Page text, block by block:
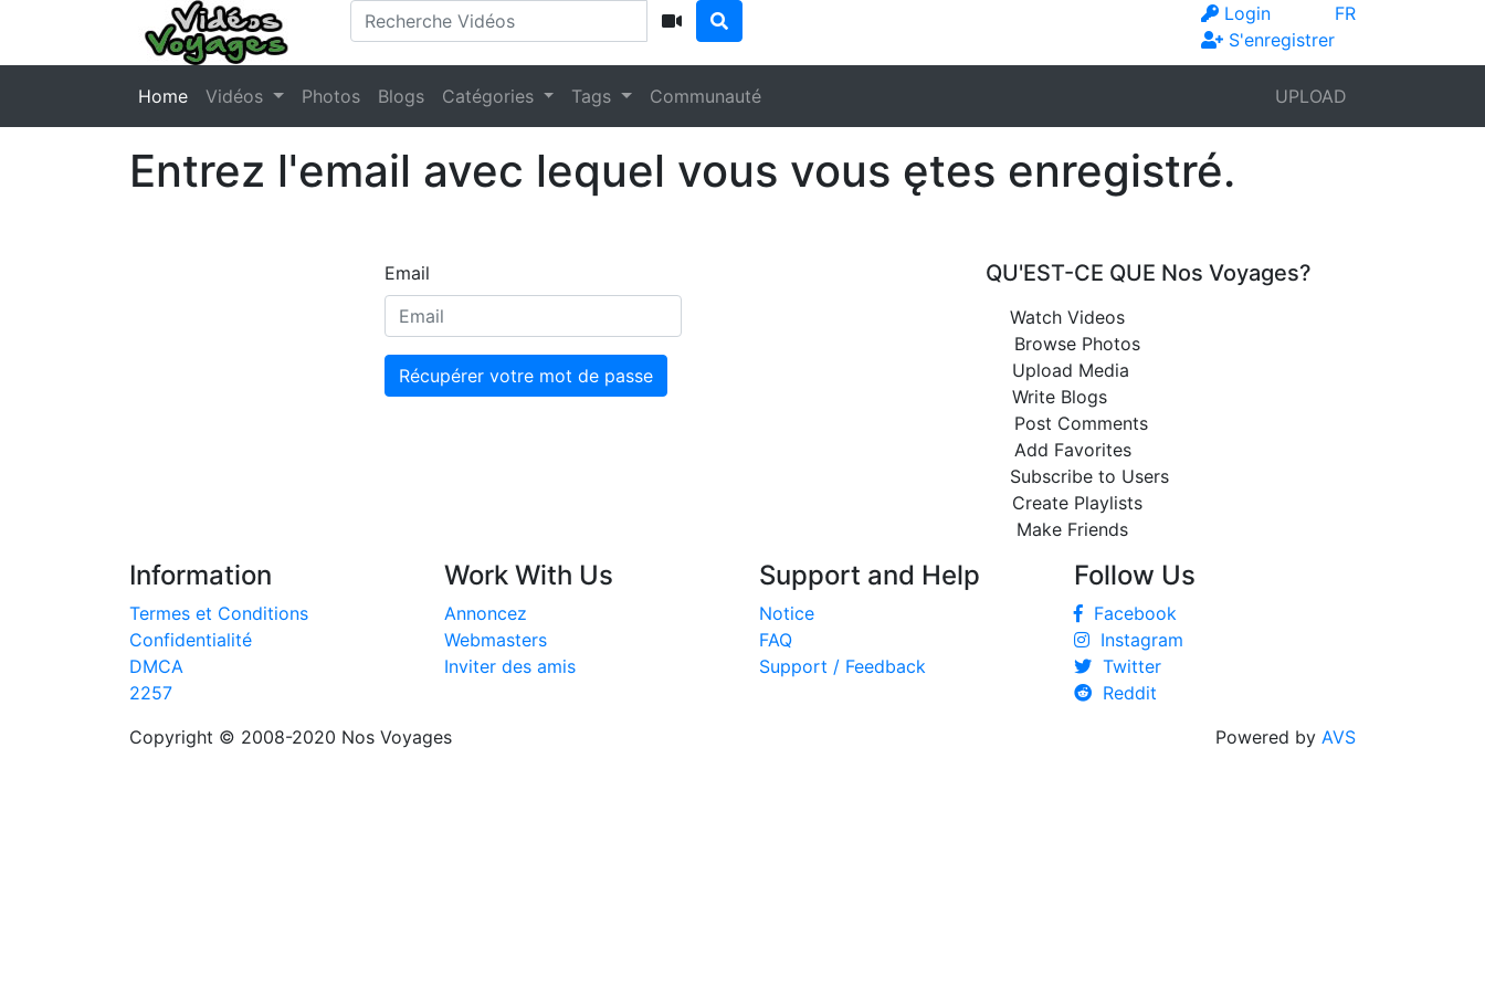
FR
Login
S'enregistrer
Home Vidéos Photos Blogs Catégories Tags Communauté UPLOAD
Entrez l'email avec lequel vous vous ętes enregistré.
Email QU'EST-CE QUE Nos Voyages?
Watch Videos
Browse Photos
Upload Media
Write Blogs
Post Comments
Add Favorites
Subscribe to Users
Create Playlists
Make Friends
Information
Termes et Conditions
Confidentialité
DMCA
2257
Work With Us
Annoncez
Webmasters
Inviter des amis
Support and Help
Notice
FAQ
Support / Feedback
Follow Us
Facebook
Instagram
Twitter
Reddit
Copyright © 2008-2020 Nos Voyages Powered by AVS